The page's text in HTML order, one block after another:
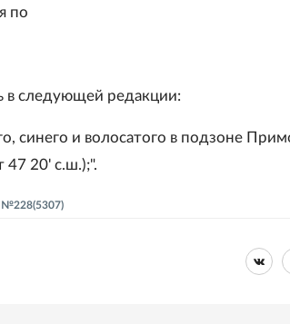
по
в следующей редакции:
синего и волосатого в подзоне
47 20' с.ш.);".
№228(5307)